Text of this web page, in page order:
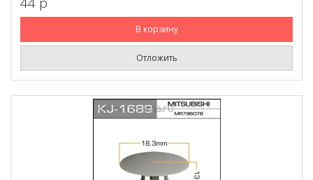
В корзину
Отложить